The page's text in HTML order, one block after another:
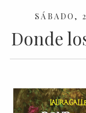
SÁBADO,
Donde